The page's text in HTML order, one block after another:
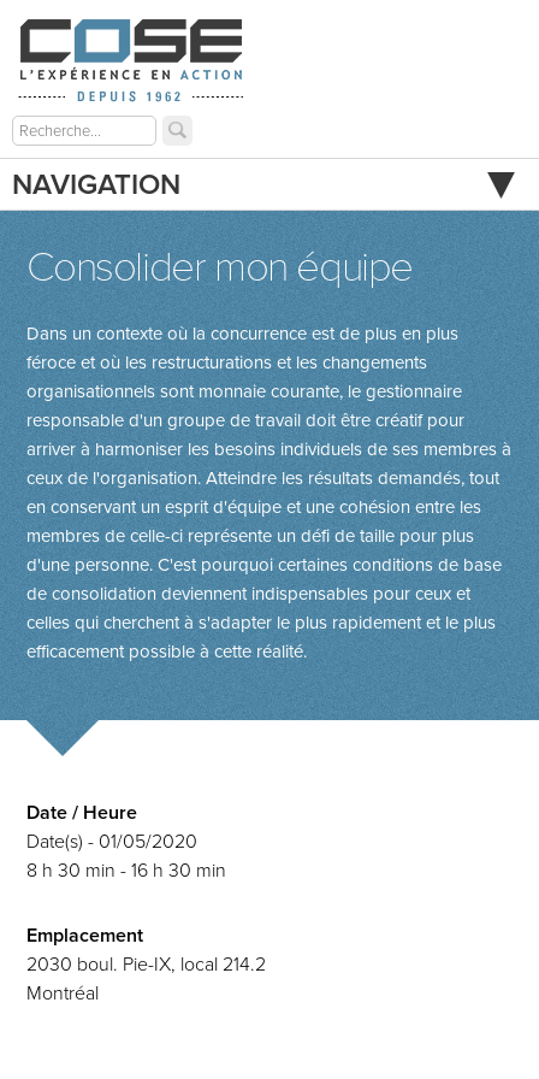
NAVIGATION
Consolider mon équipe
Dans un contexte où la concurrence est de plus en plus
féroce et où les restructurations et les changements
organisationnels sont monnaie courante, le gestionnaire
responsable d'un groupe de travail doit être créatif pour
arriver à harmoniser les besoins individuels de ses membres à
ceux de l'organisation. Atteindre les résultats demandés, tout
en conservant un esprit d'équipe et une cohésion entre les
membres de celle-ci représente un défi de taille pour plus
d'une personne. C'est pourquoi certaines conditions de base
de consolidation deviennent indispensables pour ceux et
celles qui cherchent à s'adapter le plus rapidement et le plus
efficacement possible à cette réalité.
Date / Heure
Date(s) - 01/05/2020
8 h 30 min - 16 h 30 min
Emplacement
2030 boul. Pie-IX, local 214.2
Montréal